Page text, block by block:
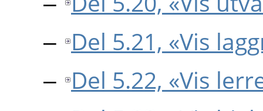
Del 5.21, «Vis
Del 5.22, «Vis